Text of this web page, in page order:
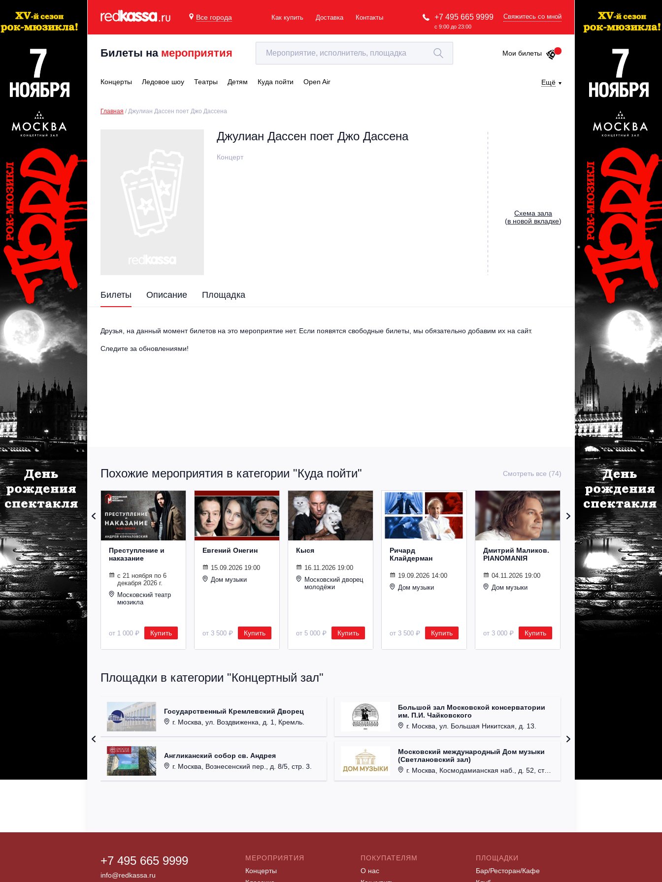
Все города Как купить Доставка Контакты +7 495 665 9999
с 9:00 до 23:00
Свяжитесь со мной
Билеты на мероприятия Мои билеты
Концерты Ледовое шоу Театры Детям Куда пойти Open Air Ещё
Главная Джулиан Дассен поет Джо Дассена
Джулиан Дассен поет Джо Дассена
Концерт
Cхема зала
(в новой вкладке)
Билеты Описание Площадка
Друзья, на данный момент билетов на это мероприятие нет. Если появятся свободные билеты, мы обязательно добавим их на сайт.
Следите за обновлениями!
Похожие мероприятия в категории "Куда пойти" Смотреть все (74)
Преступление и
наказание
с 21 ноября по 6
декабря 2026 г.
Московский театр
мюзикла
от 1 000 ₽ Купить
Евгений Онегин
15.09.2026 19:00
Дом музыки
от 3 500 ₽ Купить
Кыся
16.11.2026 19:00
Московский дворец
молодёжи
от 5 000 ₽ Купить
Ричард
Клайдерман
19.09.2026 14:00
Дом музыки
от 3 500 ₽ Купить
Дмитрий Маликов.
PIANOMANIЯ
04.11.2026 19:00
Дом музыки
от 3 000 ₽ Купить
Рождественский
концерт
Владимира
Спивакова
24.12.2026 19:00
Дом музыки
Площадки в категории "Концертный зал"
Государственный Кремлевский Дворец
г. Москва, ул. Воздвиженка, д. 1, Кремль.
Англиканский собор св. Андрея
г. Москва, Вознесенский пер., д. 8/5, стр. 3.
Большой зал Московской консерватории
им. П.И. Чайковского
г. Москва, ул. Большая Никитская, д. 13.
Московский международный Дом музыки
(Светлановский зал)
г. Москва, Космодамианская наб., д. 52, стр. 8.
+7 495 665 9999
info@redkassa.ru
МЕРОПРИЯТИЯ
Концерты
ПОКУПАТЕЛЯМ
О нас
ПЛОЩАДКИ
Бар/Ресторан/Кафе